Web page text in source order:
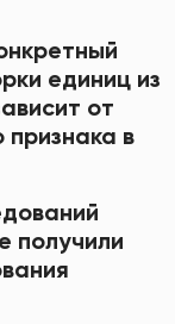
единиц из
от
признака в
получили